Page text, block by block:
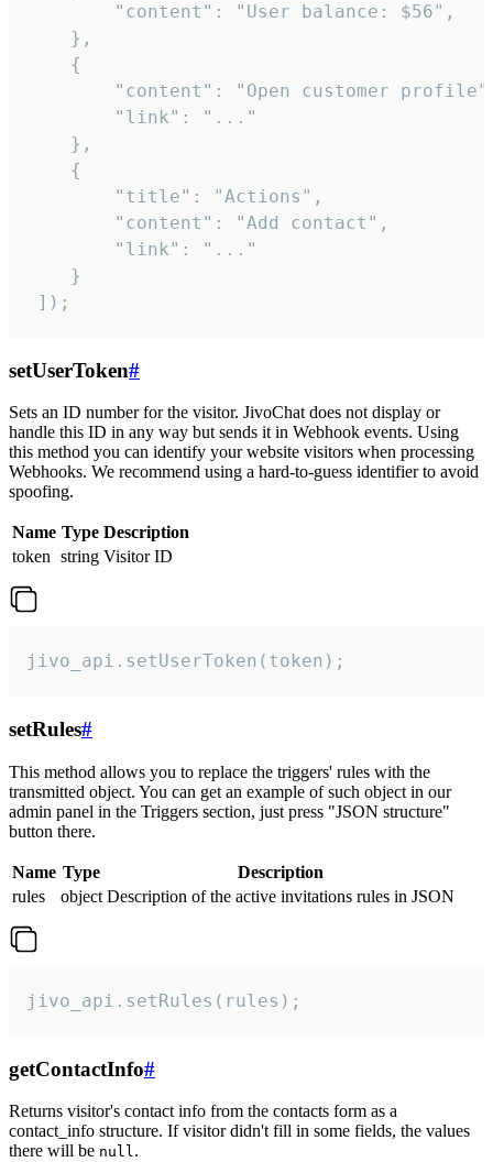
        "content": "User balance: $56",
    },
    {
"content": "Open customer
        "link": "..."
    },
    {
        "title": "Actions",
        "content": "Add contact",
        "link": "..."
    }
]);
setUserToken#
Sets an ID number for the visitor. JivoChat does not display or
handle this ID in any way but sends it in Webhook events. Using
this method you can identify your website visitors when processing
Webhooks. We recommend using a hard-to-guess identifier to avoid
spoofing.
Name Type Description
token string Visitor ID
jivo_api.setUserToken(token);
setRules#
This method allows you to replace the triggers' rules with the
transmitted object. You can get an example of such object in our
admin panel in the Triggers section, just press "JSON structure"
button there.
Name Type
Description
rules
object Description of the active invitations rules in JSON
jivo_api.setRules(rules);
getContactInfo#
Returns visitor's contact info from the contacts form as a
contact_info structure. If visitor didn't fill in some fields, the values
there will be null.